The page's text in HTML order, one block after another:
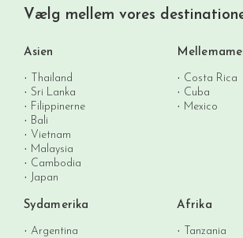
Vælg mellem vores
Asien
Thailand
Sri Lanka
Filippinerne
Bali
Vietnam
Malaysia
Cambodia
Japan
Costa Rica
Cuba
Mexico
Sydamerika
Argentina
Afrika
Tanzania